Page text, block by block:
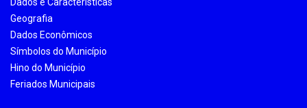
Geografia
Dados Econômicos
Símbolos do Município
Hino do Município
Feriados Municipais